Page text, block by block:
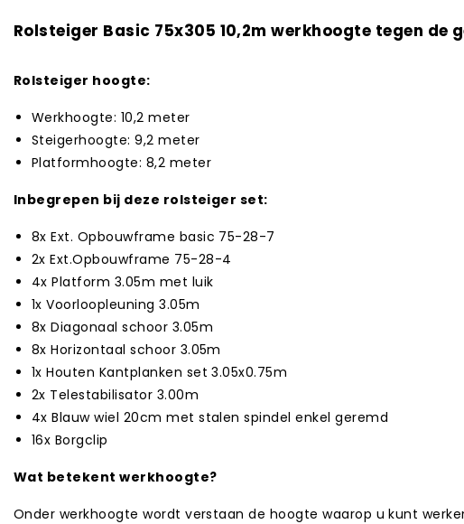
Rolsteiger Basic 75x305 10,2m werkhoogte tegen de
Rolsteiger hoogte:
Werkhoogte: 10,2 meter
Steigerhoogte: 9,2 meter
Platformhoogte: 8,2 meter
Inbegrepen bij deze rolsteiger set:
8x Ext. Opbouwframe basic 75-28-7
2x Ext.Opbouwframe 75-28-4
4x Platform 3.05m met luik
1x Voorloopleuning 3.05m
8x Diagonaal schoor 3.05m
8x Horizontaal schoor 3.05m
1x Houten Kantplanken set 3.05x0.75m
2x Telestabilisator 3.00m
4x Blauw wiel 20cm met stalen spindel enkel geremd
16x Borgclip
Wat betekent werkhoogte?
Onder werkhoogte wordt verstaan de hoogte waarop u kunt